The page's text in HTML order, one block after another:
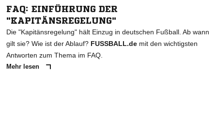
FAQ: EINFÜHRUNG DER
"KAPITÄNSREGELUNG"
Die "Kapitänsregelung" hält Einzug in deutschen Fußball. Ab wann
gilt sie? Wie ist der Ablauf? FUSSBALL.de mit den wichtigsten
Antworten zum Thema im FAQ.
Mehr lesen